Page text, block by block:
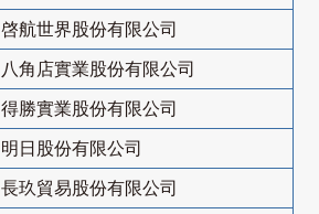
啓航世界股份有限公司
八角店實業股份有限公司
得勝實業股份有限公司
明日股份有限公司
長玖貿易股份有限公司